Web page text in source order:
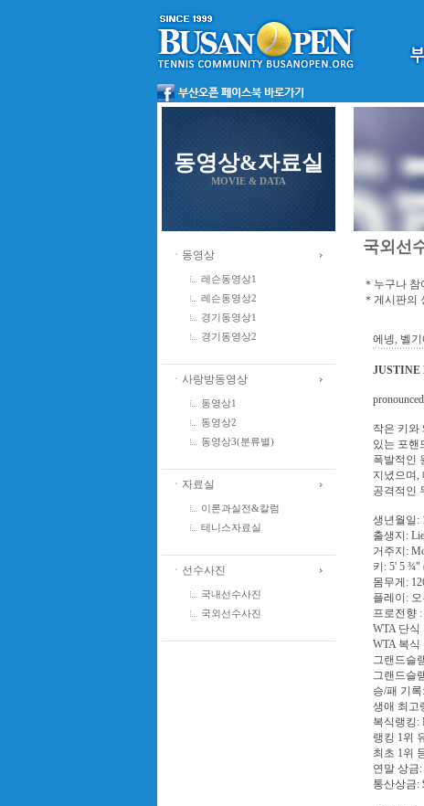
동영상&자료실
MOVIE & DATA
ㆍ동영상
레슨동영상1
레슨동영상2
경기동영상1
경기동영상2
ㆍ사랑방동영상
동영상1
동영상2
동영상3(분류별)
ㆍ자료실
이론과실전&칼럼
테니스자료실
ㆍ선수사진
국내선수사진
국외선수사진
국외선
＊누구나
＊게시판의
에넹, 벨
JUSTINE
작은 키와
있는 포핸
폭발적인
지녔으며,
공격적인
생년월일:
출생지:
거주지:
키: 5' 5 ¾"
몸무게:
플레이:
프로전향 :
WTA 단식
WTA 복식
그랜드슬
그랜드슬
승/패 기록
생애 최고
복식랭킹:
랭킹 1위
최초 1위
연말 상금:
통산상금: